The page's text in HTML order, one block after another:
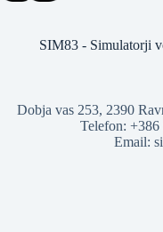
SIM83 - Simulatorji
Dobja vas 253, 2390
Telefon:
Email: